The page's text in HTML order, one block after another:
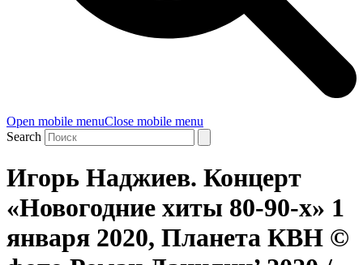
Open mobile menuClose mobile menu
Search
Игорь Наджиев. Концерт
«Новогодние хиты 80-90-х» 1
января 2020, Планета КВН ©